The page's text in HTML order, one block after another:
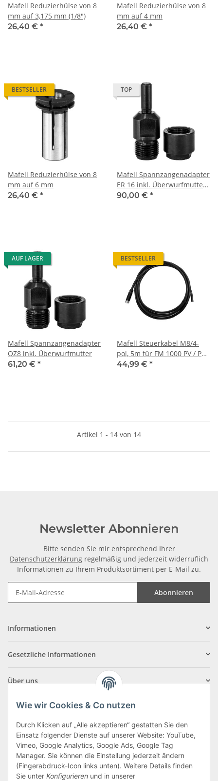
Mafell Reduzierhülse von 8
mm auf 3,175 mm (1/8")
26,40 € *
Mafell Reduzierhülse von 8
mm auf 4 mm
26,40 € *
BESTSELLER
Mafell Reduzierhülse von 8
mm auf 6 mm
26,40 € *
TOP
Mafell Spannzangenadapter
ER 16 inkl. Überwurfmutter
(gewuchtet)
90,00 € *
AUF LAGER
Mafell Spannzangenadapter
OZ8 inkl. Überwurfmutter
61,20 € *
BESTSELLER
Mafell Steuerkabel M8/4-
pol, 5m für FM 1000 PV / PV-
WS
44,99 € *
Artikel 1 - 14 von 14
Newsletter Abonnieren
Bitte senden Sie mir entsprechend Ihrer
Datenschutzerklärung regelmäßig und jederzeit widerruflich
Informationen zu Ihrem Produktsortiment per E-Mail zu.
Abonnieren
Informationen
Gesetzliche Informationen
Über uns
Klagenfurter Straße 29
9556 Liebenfels
Montag bis Donnerstag: 8:00 bis 16:30 Uhr
Wie wir Cookies & Co nutzen
Durch Klicken auf „Alle akzeptieren“ gestatten Sie den
Einsatz folgender Dienste auf unserer Website: YouTube,
Vimeo, Google Analytics, Google Ads, Google Tag
Manager. Sie können die Einstellung jederzeit ändern
(Fingerabdruck-Icon links unten). Weitere Details finden
Sie unter Konfigurieren und in unserer